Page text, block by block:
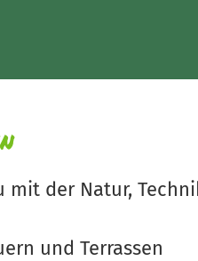
mit der Natur,
und Terrassen